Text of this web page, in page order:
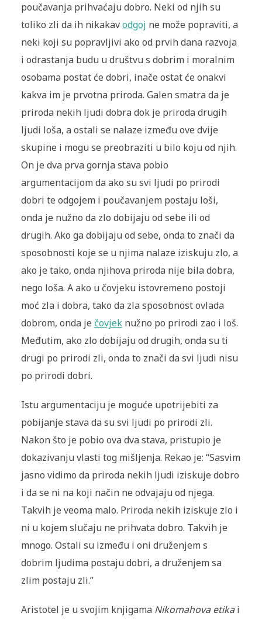
poučavanja prihvaćaju dobro. Neki od njih su
toliko zli da ih nikakavodgoj ne može popraviti, a
neki koji su popravljivi ako od prvih dana razvoja
i odrastanja budu u društvu s dobrim i moralnim
osobama postat će dobri, inače ostat će onakvi
kakva im je prvotna priroda. Galen smatra da je
priroda nekih ljudi dobra dok je priroda drugih
ljudi loša, a ostali se nalaze između ove dvije
skupine i mogu se preobraziti u bilo koju od njih.
On je dva prva gornja stava pobio
argumentacijom da ako su svi ljudi po prirodi
dobri te odgojem i poučavanjem postaju loši,
onda je nužno da zlo dobijaju od sebe ili od
drugih. Ako ga dobijaju od sebe, onda to znači da
sposobnosti koje se u njima nalaze iziskuju zlo, a
ako je tako, onda njihova priroda nije bila dobra,
nego loša. A ako u čovjeku istovremeno postoji
moć zla i dobra, tako da zla sposobnost ovlada
dobrom, onda je čovjeknužno po prirodi zao i loš.
Međutim, ako zlo dobijaju od drugih, onda su ti
drugi po prirodi zli, onda to znači da svi ljudi nisu
po prirodi dobri.
Istu argumentaciju je moguće upotrijebiti za
pobijanje stava da su svi ljudi po prirodi zli.
Nakon što je pobio ova dva stava, pristupio je
dokazivanju vlasti tog mišljenja. Rekao je: “Sasvim
jasno vidimo da priroda nekih ljudi iziskuje dobro
i da se ni na koji način ne odvajaju od njega.
Takvih je veoma malo. Priroda nekih iziskuje zlo i
ni u kojem slučaju ne prihvata dobro. Takvih je
mnogo. Ostali su između i oni druženjem s
dobrim ljudima postaju dobri, a druženjem sa
zlim postaju zli.”
Aristotel je u svojim knjigama Nikomahova etikai